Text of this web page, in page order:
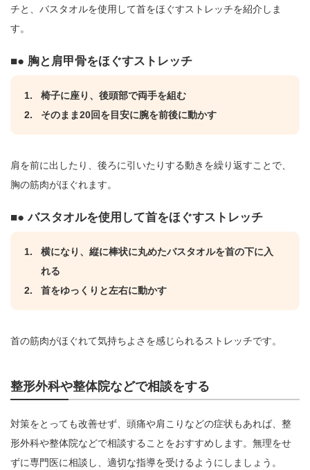
チと、バスタオルを使用して首をほぐすストレッチを紹介しま
す。
● 胸と肩甲骨をほぐすストレッチ
椅子に座り、後頭部で両手を組む
そのまま20回を目安に腕を前後に動かす
肩を前に出したり、後ろに引いたりする動きを繰り返すことで、
胸の筋肉がほぐれます。
● バスタオルを使用して首をほぐすストレッチ
横になり、縦に棒状に丸めたバスタオルを首の下に入
れる
首をゆっくりと左右に動かす
首の筋肉がほぐれて気持ちよさを感じられるストレッチです。
整形外科や整体院などで相談をする
対策をとっても改善せず、頭痛や肩こりなどの症状もあれば、整
形外科や整体院などで相談することをおすすめします。無理をせ
ずに専門医に相談し、適切な指導を受けるようにしましょう。